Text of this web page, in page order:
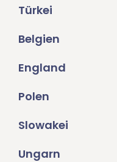
Türkei
Belgien
England
Polen
Slowakei
Ungarn